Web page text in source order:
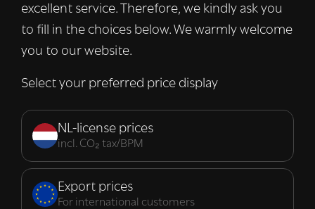
excellent service. Therefore, we kindly ask you
to fill in the choices below. We warmly welcome
you to our website.
Select your preferred price display
NL-license prices
incl. CO₂ tax/BPM
Export prices
For international customers
met onze advertentie- en analysepartners,
die deze kunnen combineren met andere
informatie die u aan hen heeft verstrekt of
van hun diensten. Lees verder
Strikt
noodzakelijk
Prestatie Targeting